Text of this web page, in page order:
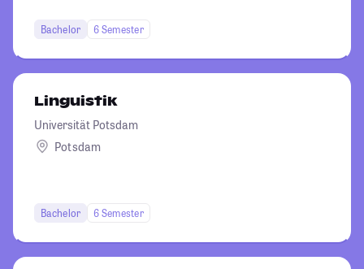
Bachelor 6 Semester
Linguistik
Universität Potsdam
Potsdam
Bachelor 6 Semester